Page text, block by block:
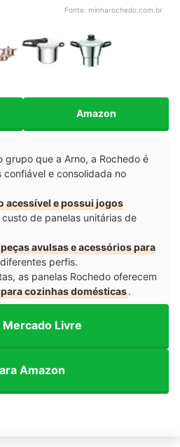
Fonte: minharochedo.com.br
Amazon
grupo que a Arno, a Rochedo é
confiável e consolidada no
acessível e possui jogos
custo de panelas unitárias de
peças avulsas e acessórios para
perfis.
as panelas Rochedo oferecem
cozinhas domésticas.
Mercado Livre
Amazon